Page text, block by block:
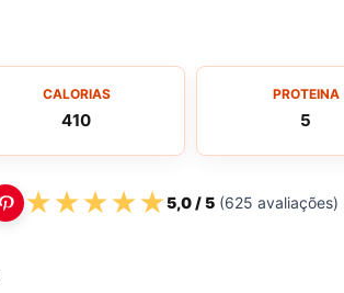
CALORIAS
410
PROTEINA
5
★★★★★5,0/ 5 (625 avaliações)